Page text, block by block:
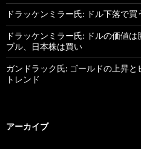
ドラッケンミラー氏: ドル下落で
ドラッケンミラー氏: ドルの価値
ブル、日本株は買い
ガンドラック氏: ゴールドの上昇
トレンド
アーカイブ